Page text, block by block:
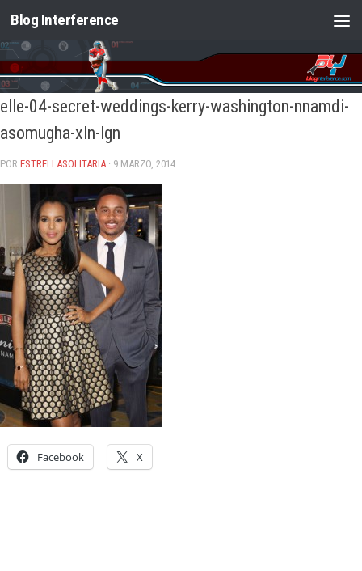
Saltar al contenido
Blog Interference
elle-04-secret-weddings-kerry-washington-nnamdi-
asomugha-xln-lgn
POR ESTRELLASOLITARIA · 9 MARZO, 2014
Facebook X